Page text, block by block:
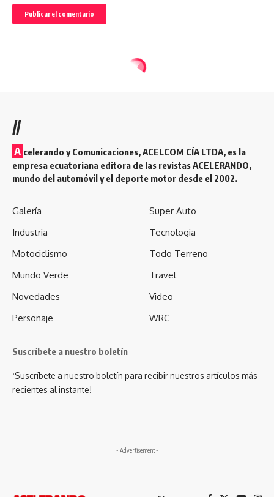
//
A celerando y Comunicaciones, ACELCOM CÍA LTDA, es la
empresa ecuatoriana editora de las revistas ACELERANDO,
mundo del automóvil y el deporte motor desde el 2002.
Galería
Industria
Motociclismo
Mundo Verde
Novedades
Personaje
Super Auto
Tecnologia
Todo Terreno
Travel
Video
WRC
Suscríbete a nuestro boletín
¡Suscríbete a nuestro boletín para recibir nuestros artículos más
recientes al instante!
- Advertisement -